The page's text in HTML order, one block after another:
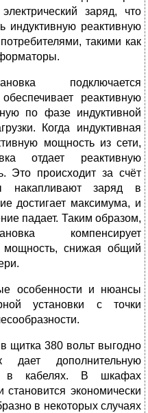
заряд, что
индуктивную реактивную
такими как
подключается
реактивную
по фазе индуктивной
Когда индуктивная
мощность из сети,
отдает реактивную
Это происходит за счёт
накапливают заряд в
достигает максимума, и
падает. Таким образом,
компенсирует
мощность, снижая общий
особенности и нюансы
установки с точки
щитка 380 вольт выгодно
дает дополнительную
в кабелях. В шкафах
становится экономически
в некоторых случаях